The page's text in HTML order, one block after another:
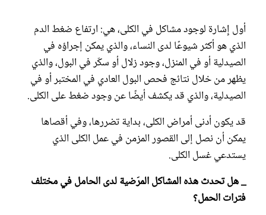
أول إِشارة لوجود مشاكل في الكلى، هي: ارتفاع ضغط الدم
الذي هو أكثر شيوعًا لدى النساء، والذي يمكن إجراؤه في
الصيدلية أو في المنزل، وجود زلال أو سكّر في البول، والذي
يظهر من خلال نتائج فحص البول العادي في المختبر أو في
الصيدلية، والذي قد يكشف أيضًا عن وجود ضغط على الكلى.
قد يكون أدنى أمراض الكلى، بداية تضررها، وفي أقصاها
يمكن أن نصل إلى القصور المزمن في عمل الكلى الذي
يستدعي غسل الكلى.
_ هل تحدث هذه المشاكل المرَضية لدى الحامل في مختلف
فترات الحمل؟